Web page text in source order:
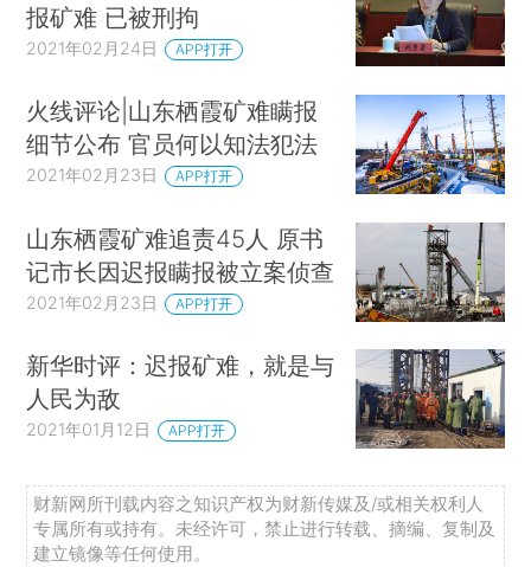
报矿难 已被刑拘
2021年02月24日 APP打开
火线评论|山东栖霞矿难瞒报
细节公布 官员何以知法犯法
2021年02月23日 APP打开
山东栖霞矿难追责45人 原书
记市长因迟报瞒报被立案侦查
2021年02月23日 APP打开
新华时评：迟报矿难，就是与
人民为敌
2021年01月12日 APP打开
财新网所刊载内容之知识产权为财新传媒及/或相关权利人
专属所有或持有。未经许可，禁止进行转载、摘编、复制及
建立镜像等任何使用。